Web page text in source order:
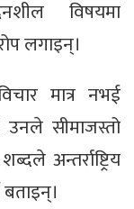
विषयमा
लगाइन्।
मात्र नभई
सीमाजस्तो
अन्तर्राष्ट्रिय